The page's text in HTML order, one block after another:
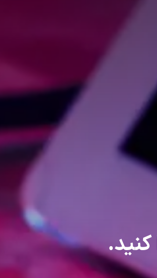
کنید.